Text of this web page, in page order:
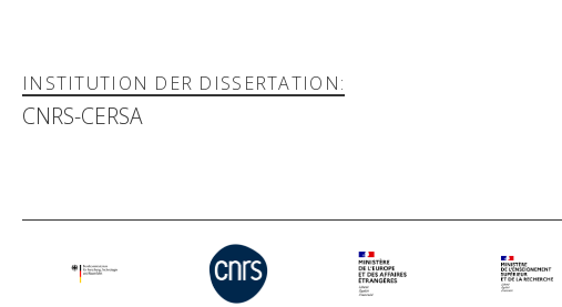
INSTITUTION DER DISSERTATION:
CNRS-CERSA